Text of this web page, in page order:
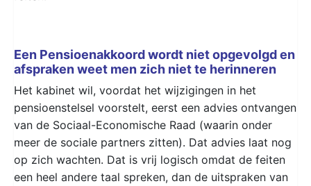
Een Pensioenakkoord wordt niet opgevolgd en
afspraken weet men zich niet te herinneren
Het kabinet wil, voordat het wijzigingen in het
pensioenstelsel voorstelt, eerst een advies ontvangen
van de Sociaal-Economische Raad (waarin onder
meer de sociale partners zitten). Dat advies laat nog
op zich wachten. Dat is vrij logisch omdat de feiten
een heel andere taal spreken, dan de uitspraken van